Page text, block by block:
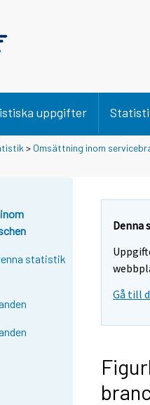
uppgifter
> Omsättning inom
statistik
Denna
Gå till